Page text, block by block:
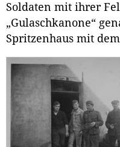
Soldaten mit ihrer
„Gulaschkanone“
Spritzenhaus mit dem